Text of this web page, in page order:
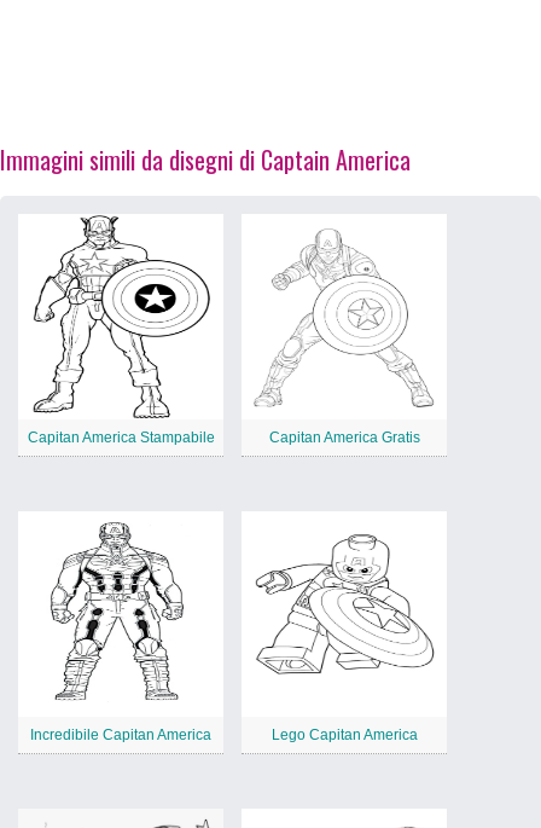
Immagini simili da disegni di Captain America
Capitan America Stampabile Capitan America Gratis
Incredibile Capitan America Lego Capitan America